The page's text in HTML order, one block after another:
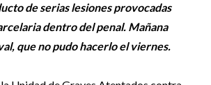
de serias lesiones provocadas
dentro del penal. Mañana
que no pudo hacerlo el viernes.